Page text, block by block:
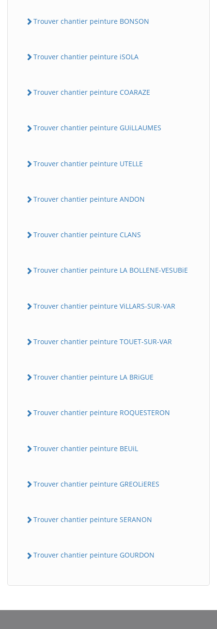
Trouver chantier peinture BONSON
Trouver chantier peinture iSOLA
Trouver chantier peinture COARAZE
Trouver chantier peinture GUiLLAUMES
Trouver chantier peinture UTELLE
Trouver chantier peinture ANDON
Trouver chantier peinture CLANS
Trouver chantier peinture LA BOLLENE-VESUBiE
Trouver chantier peinture ViLLARS-SUR-VAR
Trouver chantier peinture TOUET-SUR-VAR
Trouver chantier peinture LA BRiGUE
Trouver chantier peinture ROQUESTERON
Trouver chantier peinture BEUiL
Trouver chantier peinture GREOLiERES
Trouver chantier peinture SERANON
Trouver chantier peinture GOURDON
BatiWebPro